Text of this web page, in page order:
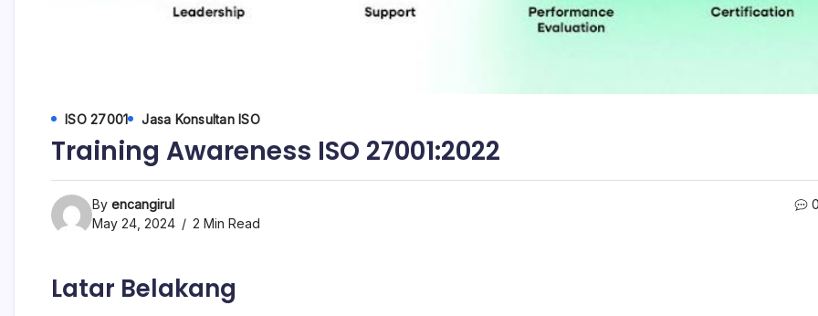
ISO 27001 Jasa Konsultan ISO
Training Awareness ISO 27001:2022
By encangirul
May 24, 2024
2 Min Read
Latar Belakang